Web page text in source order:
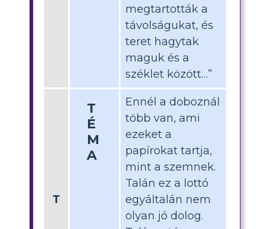
megtartották a
távolságukat, és
teret hagytak
maguk és a
széklet között…”
T
T
É
M
A
Ennél a doboznál
több van, ami
ezeket a
papírokat tartja,
mint a szemnek.
Talán ez a lottó
egyáltalán nem
olyan jó dolog.